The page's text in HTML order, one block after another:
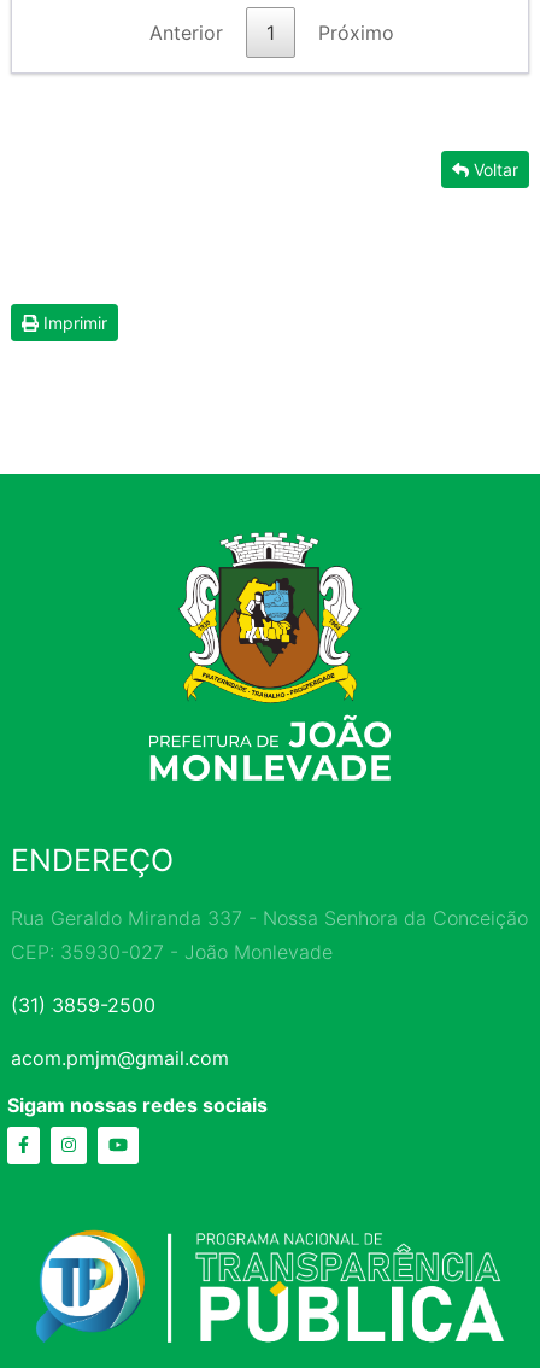
Anterior 1 Próximo
Voltar
Imprimir
ENDEREÇO
Rua Geraldo Miranda 337 - Nossa Senhora da Conceição
CEP: 35930-027 - João Monlevade
(31) 3859-2500
acom.pmjm@gmail.com
Sigam nossas redes sociais